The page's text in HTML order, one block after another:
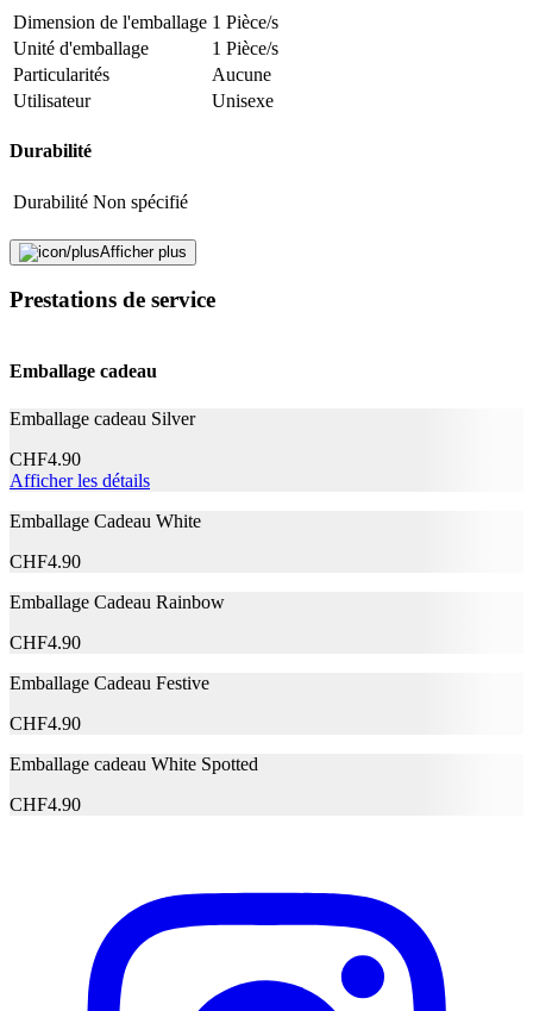
Dimension de l'emballage 1 Pièce/s
Unité d'emballage
1 Pièce/s
Particularités
Aucune
Utilisateur
Unisexe
Durabilité
Durabilité Non spécifié
Application
Type de produit Foulard
Informations complémentaires
968179 06 - INGREDIENTS: AQUA / WATER
SINENSIS LEAF EXTRACT CITRIC ACID
CITRUS AURANTIUM DULCIS JUICE /
ORANGE JUICE DIPOTASSIUM
HYDROXYACETOPHENONE
COPOLYMER SODIUM BENZOATE SODIUM
substituer aux informations figurant sur lemballage, qui
Nom du fabricant
N° d’article du fabricant
Garantie du fabricant
Informations sur la garantie Garnier
Afficher plus
Prestations de service
Emballage cadeau
Emballage cadeau Silver
CHF4.90
Afficher les détails
Emballage Cadeau White
CHF4.90
Emballage Cadeau Rainbow
CHF4.90
Emballage Cadeau Festive
CHF4.90
Emballage cadeau White Spotted
CHF4.90